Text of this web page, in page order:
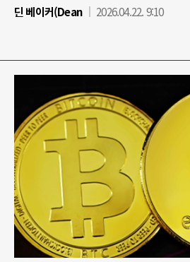
딘 베이커(Dean
2026.04.22. 9:10